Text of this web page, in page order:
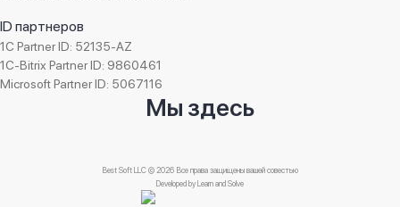
ID партнеров
1C Partner ID: 52135-AZ
1C-Bitrix Partner ID: 9860461
Microsoft Partner ID: 5067116
Мы здесь
Best Soft LLC © 2026 Все права защищены вашей совестью
Developed byLearn and Solve